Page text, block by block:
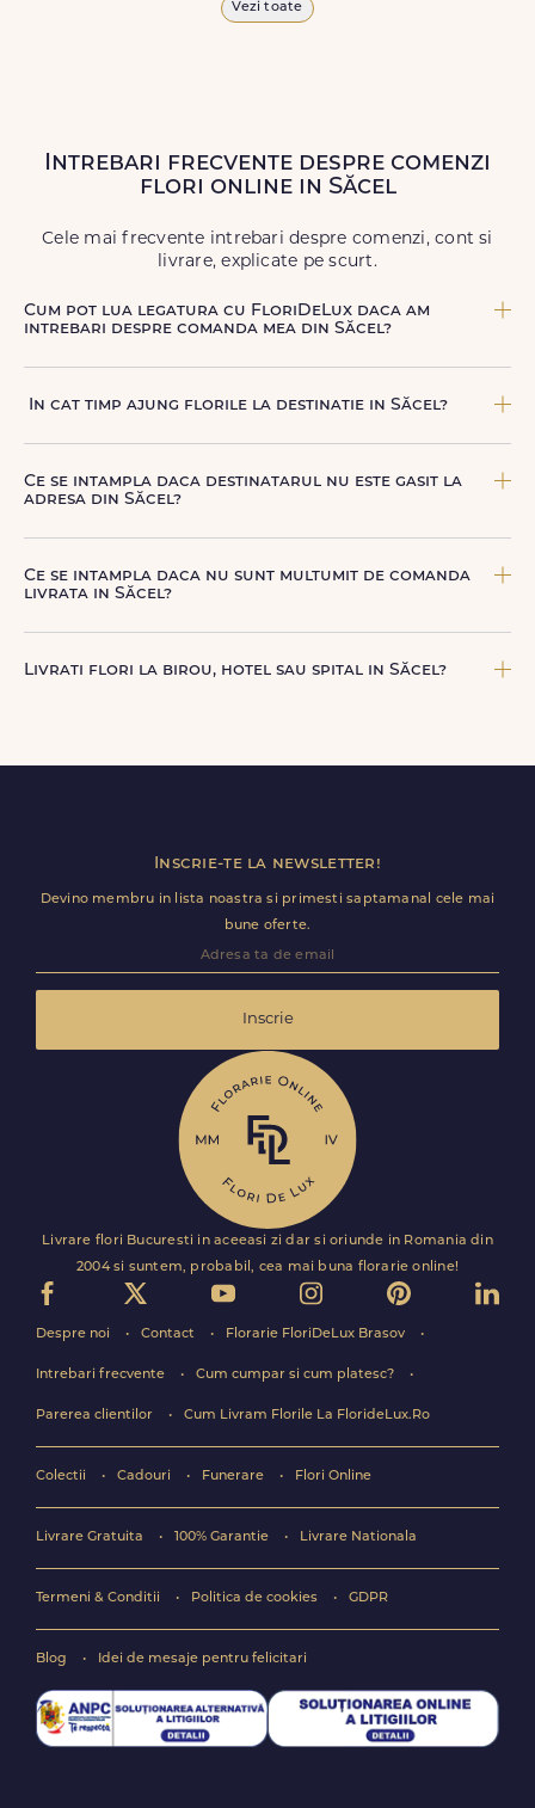
Livrăm buchete de florichiar și în weekend, pentru ca tu
să poți adresa un gest frumos atunci când ai nevoie.
Vezi toate
Intrebari frecvente despre comenzi
flori online in Săcel
Cele mai frecvente intrebari despre comenzi, cont si
livrare, explicate pe scurt.
Cum pot lua legatura cu FloriDeLux daca am
intrebari despre comanda mea din Săcel?
pentru comenzile cu livrare in Săcel. Ne poti contacta
produse, telefonic la +40 722 394 904, prin chat-ul de pe
In cat timp ajung florile la destinatie in Săcel?
comenzii, in functie de intervalul de livrare aes.
Ce se intampla daca destinatarul nu este gasit la
adresa din Săcel?
numarul de telefon oferit. Daca nu poate preda comanda,
te contactam pentru o solutie rapida (reprogramare sau
Ce se intampla daca nu sunt multumit de comanda
livrata in Săcel?
astfel incat poti comanda fara griji.
Livrati flori la birou, hotel sau spital in Săcel?
utile (nume receptie, etaj, salon) ca livrarea sa decurga
Inscrie-te la newsletter!
Devino membru in lista noastra si primesti saptamanal cele mai
bune oferte.
Inscrie
Livrare flori Bucuresti in aceeasi zi dar si oriunde in Romania din
2004 si suntem, probabil, cea mai buna florarie online!
Despre noi Contact Florarie FloriDeLux Brasov
Intrebari frecvente Cum cumpar si cum platesc?
Parerea clientilor Cum Livram Florile La FlorideLux.Ro
Colectii Cadouri Funerare Flori Online
Livrare Gratuita 100% Garantie Livrare Nationala
Termeni & Conditii Politica de cookies GDPR
Blog Idei de mesaje pentru felicitari